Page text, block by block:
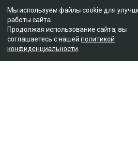
О проекте
Правила сайта
Реклама на сайте
Контакты
Редакционная политика
Мы используем файлы cookie для
работы сайта.
Продолжая использование сайта, вы
соглашаетесь с нашей политикой
конфиденциальности